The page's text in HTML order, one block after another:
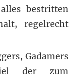
bestritten
regelrecht
Gadamers
der zum